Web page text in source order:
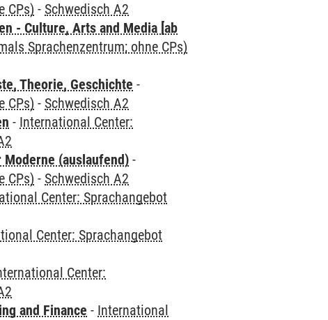
CPs) - Schwedisch A2
- Culture, Arts and Media [ab
Sprachenzentrum; ohne CPs)
Theorie, Geschichte -
CPs) - Schwedisch A2
- International Center:
(auslaufend) -
CPs) - Schwedisch A2
Center: Sprachangebot
Center: Sprachangebot
Center:
and Finance - International